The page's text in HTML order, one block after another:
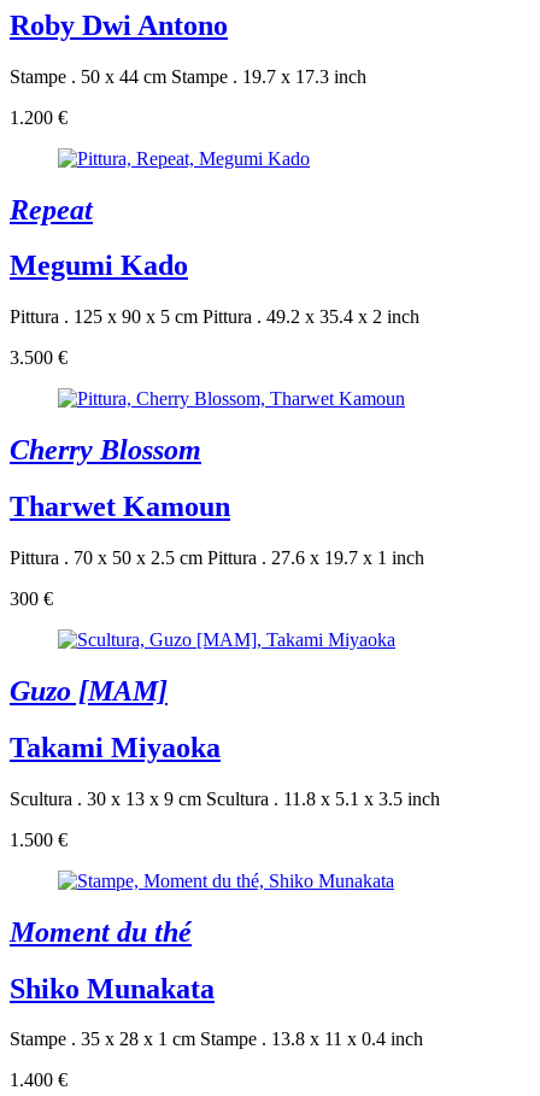
Roby Dwi Antono
Stampe . 50 x 44 cm Stampe . 19.7 x 17.3 inch
1.200 €
Repeat
Megumi Kado
Pittura . 125 x 90 x 5 cm Pittura . 49.2 x 35.4 x 2 inch
3.500 €
Cherry Blossom
Tharwet Kamoun
Pittura . 70 x 50 x 2.5 cm Pittura . 27.6 x 19.7 x 1 inch
300 €
Guzo [MAM]
Takami Miyaoka
Scultura . 30 x 13 x 9 cm Scultura . 11.8 x 5.1 x 3.5 inch
1.500 €
Moment du thé
Shiko Munakata
Stampe . 35 x 28 x 1 cm Stampe . 13.8 x 11 x 0.4 inch
1.400 €